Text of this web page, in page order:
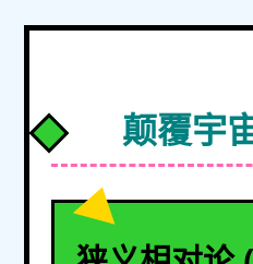
颠覆宇